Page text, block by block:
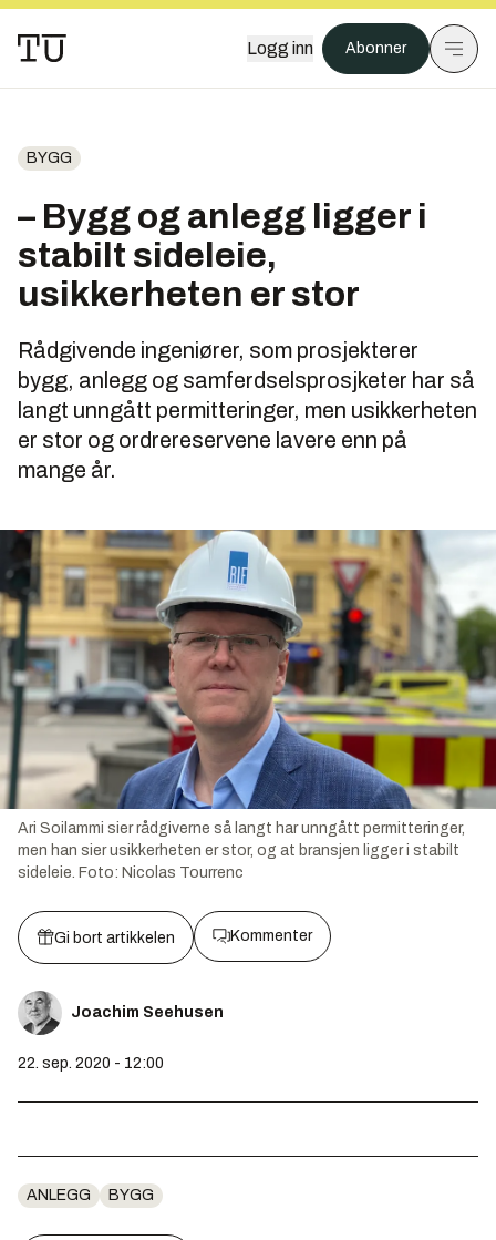
Logg inn Abonner
BYGG
– Bygg og anlegg ligger i
stabilt sideleie,
usikkerheten er stor
Rådgivende ingeniører, som prosjekterer
bygg, anlegg og samferdselsprosjketer har så
langt unngått permitteringer, men usikkerheten
er stor og ordrereservene lavere enn på
mange år.
Ari Soilammi sier rådgiverne så langt har unngått permitteringer,
men han sier usikkerheten er stor, og at bransjen ligger i stabilt
sideleie. Foto: Nicolas Tourrenc
Gi bort artikkelen Kommenter
Joachim Seehusen
22. sep. 2020 - 12:00
ANLEGG BYGG